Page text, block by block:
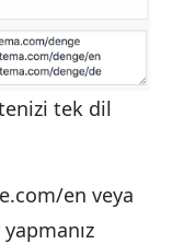
tek dil
en veya